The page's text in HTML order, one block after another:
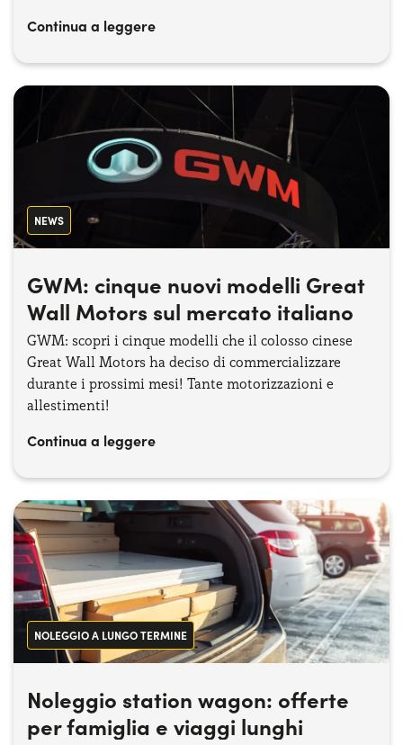
Continua a leggere
NEWS
GWM: cinque nuovi modelli Great
Wall Motors sul mercato italiano
GWM: scopri i cinque modelli che il colosso cinese
Great Wall Motors ha deciso di commercializzare
durante i prossimi mesi! Tante motorizzazioni e
allestimenti!
Continua a leggere
NOLEGGIO A LUNGO TERMINE
Noleggio station wagon: offerte
per famiglia e viaggi lunghi